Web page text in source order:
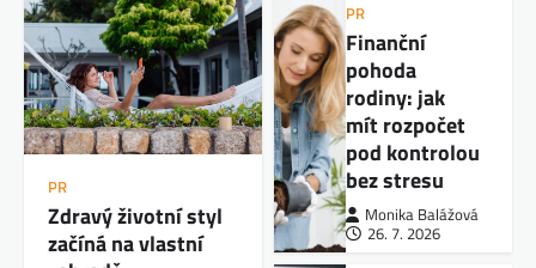
PR
Zdravý životní styl
začíná na vlastní
PR
Finanční
pohoda
rodiny: jak
mít rozpočet
pod kontrolou
bez stresu
Monika Balážová
26. 7. 2026